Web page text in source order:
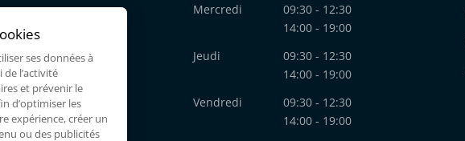
Mercredi
09:30 - 12:30
14:00 - 19:00
Jeudi
09:30 - 12:30
14:00 - 19:00
Vendredi
09:30 - 12:30
14:00 - 19:00